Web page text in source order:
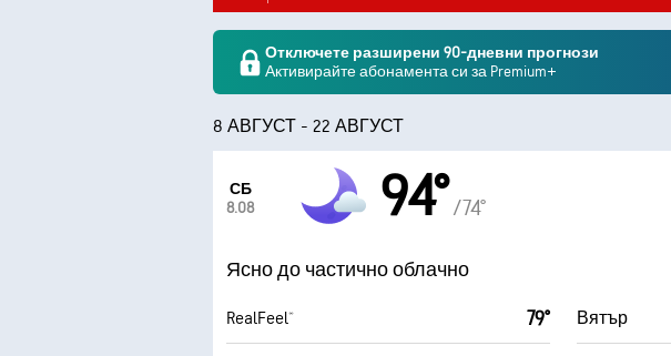
Отключете разширени 90-дневни прогнози
Активирайте абонамента си за Premium+
8 АВГУСТ - 22 АВГУСТ
СБ
8.08
94° /74°
Ясно до частично облачно
RealFeel® 79° Вятър